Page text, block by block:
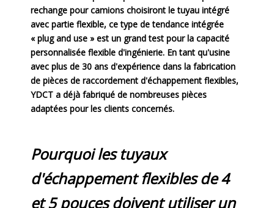
rechange pour camions choisiront le tuyau intégré
avec partie flexible, ce type de tendance intégrée
« plug and use » est un grand test pour la capacité
personnalisée flexible d'ingénierie. En tant qu'usine
avec plus de 30 ans d'expérience dans la fabrication
de pièces de raccordement d'échappement flexibles,
YDCT a déjà fabriqué de nombreuses pièces
adaptées pour les clients concernés.
Pourquoi les tuyaux
d'échappement flexibles de 4
et 5 pouces doivent utiliser un